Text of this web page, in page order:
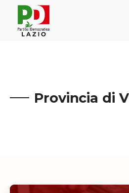
Provincia di